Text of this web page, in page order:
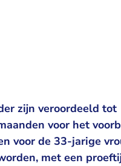
zijn veroordeeld tot
voor het
voor de 33-jarige
met een